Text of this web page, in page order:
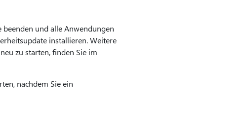
und alle Anwendungen
installieren. Weitere
zu starten, finden Sie im
nachdem Sie ein